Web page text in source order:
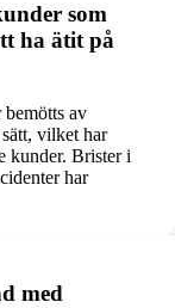
som
ha ätit på
av
vilket har
kunder. Brister i
har
med